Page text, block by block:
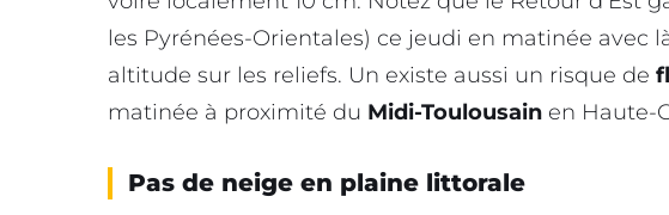
les Pyrénées-Orientales) ce jeudi en matinée avec
altitude sur les reliefs. Un existe aussi un risque de
matinée à proximité du Midi-Toulousain en Haute-
Pas de neige en plaine littorale